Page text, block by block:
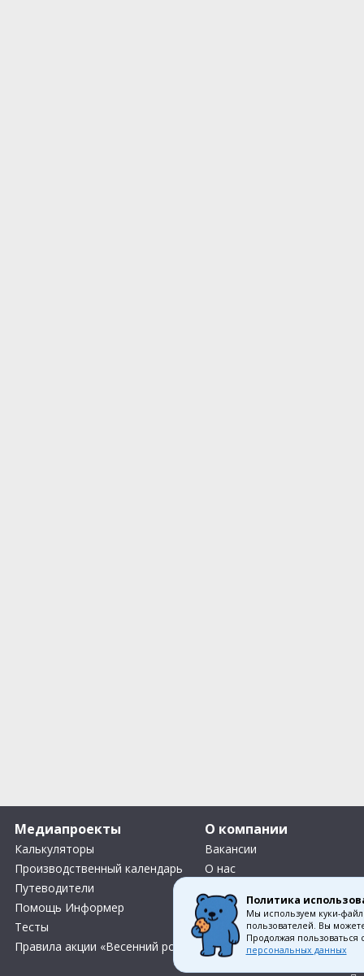
Медиапроекты
Калькуляторы
Производственный календарь
Путеводители
Помощь Информер
Тесты
Правила акции «Весенний розыгрыш Апрель-Май»
О компании
Вакансии
О нас
Что Делать Комьюнити
Политика
Мы используем куки-
пользователей. Вы
Продолжая
персональных данных